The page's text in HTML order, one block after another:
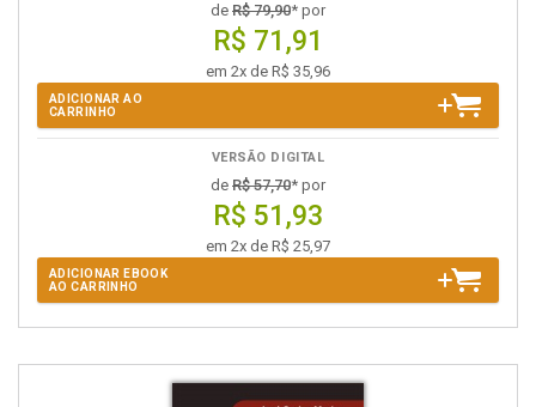
de R$ 79,90* por
R$ 71,91
em 2x de R$ 35,96
ADICIONAR AO
CARRINHO
VERSÃO DIGITAL
de R$ 57,70* por
R$ 51,93
em 2x de R$ 25,97
ADICIONAR EBOOK
AO CARRINHO